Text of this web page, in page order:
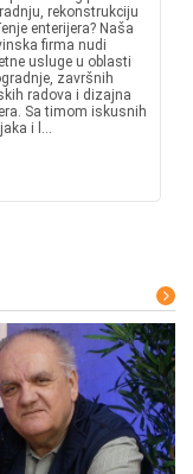
rekonstrukciju
enterijera? Naša
firma nudi
usluge u oblasti
završnih
radova i dizajna
Sa timom iskusnih
i l...